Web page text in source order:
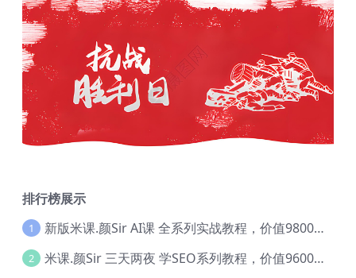
排行榜展示
1 新版米课.颜Sir AI课 全系列实战教程，价值9800，跨境首选！【Ag-0052】
2 米课.颜Sir 三天两夜 学SEO系列教程，价值9600元，跨境人都在学 【Ag-0056】